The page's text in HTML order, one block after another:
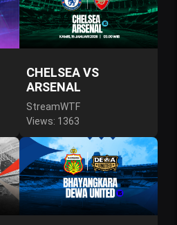
CHELSEA VS
ARSENAL
StreamWTF
Views: 1363